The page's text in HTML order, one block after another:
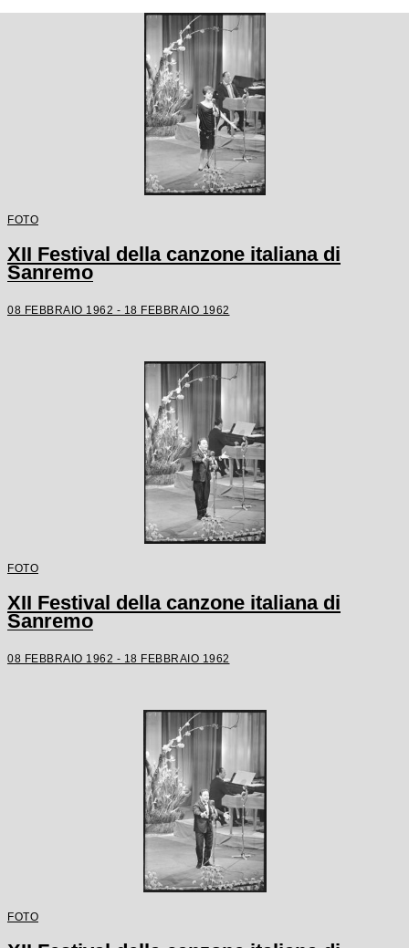
FOTO
XII Festival della canzone italiana di
Sanremo
08 FEBBRAIO 1962 - 18 FEBBRAIO 1962
FOTO
XII Festival della canzone italiana di
Sanremo
08 FEBBRAIO 1962 - 18 FEBBRAIO 1962
FOTO